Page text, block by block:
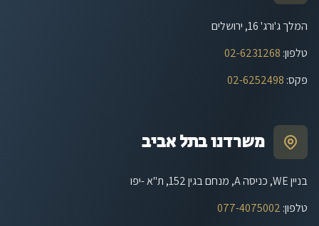
המלך ג'ורג' 16, ירושלים
טלפון:
02-6231268
פקס:
02-6252498
משרדנו בתל אביב
בניין WE, כניסה A, מנחם בגין 152, ת"א -יפו
טלפון:
077-4075002